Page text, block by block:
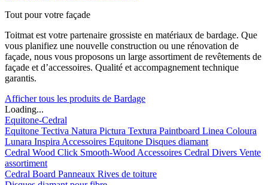
Tout pour votre façade
Toitmat est votre partenaire grossiste en matériaux de bardage. Que
vous planifiez une nouvelle construction ou une rénovation de
façade, nous vous proposons un large assortiment de revêtements de
façade et d’accessoires. Qualité et accompagnement technique
garantis.
Afficher tous les produits de Bardage
Loading...
Equitone-Cedral
Equitone Tectiva Natura Pictura Textura Paintboard Linea Coloura
Lunara Inspira Accessoires Equitone Disques diamant
Cedral Wood Click Smooth-Wood Accessoires Cedral Divers Vente
assortiment
Cedral Board Panneaux Rives de toiture